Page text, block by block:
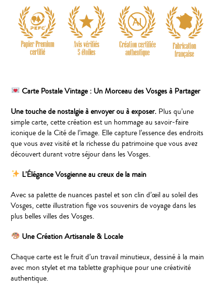
Carte Postale Vintage : Un Morceau des Vosges à Partager
Une touche de nostalgie à envoyer ou à exposer. Plus qu’une
simple carte, cette création est un hommage au savoir-faire
iconique de la Cité de l’image. Elle capture l’essence des endroits
que vous avez visité et la richesse du patrimoine que vous avez
découvert durant votre séjour dans les Vosges.
L’Élégance Vosgienne au creux de la main
Avec sa palette de nuances pastel et son clin d’œil au soleil des
Vosges, cette illustration fige vos souvenirs de voyage dans les
plus belles villes des Vosges.
Une Création Artisanale & Locale
Chaque carte est le fruit d’un travail minutieux, dessiné à la main
avec mon stylet et ma tablette graphique pour une créativité
authentique.